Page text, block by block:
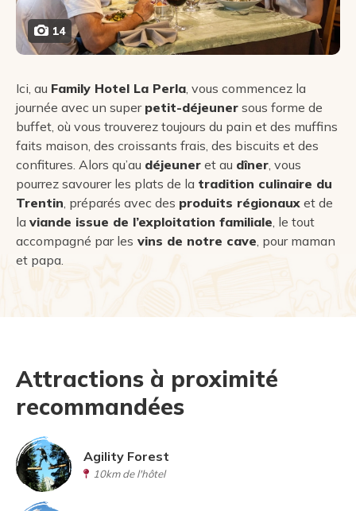
14
Ici, au Family Hotel La Perla , vous commencez la
journée avec un super petit-déjeuner sous forme de
buffet, où vous trouverez toujours du pain et des muffins
faits maison, des croissants frais, des biscuits et des
confitures. Alors qu’au déjeuner et au dîner , vous
pourrez savourer les plats de la tradition culinaire du
Trentin , préparés avec des produits régionaux et de
la viande issue de l’exploitation familiale , le tout
accompagné par les vins de notre cave , pour maman
et papa.
Attractions à proximité
recommandées
Agility Forest
10km de l'hôtel